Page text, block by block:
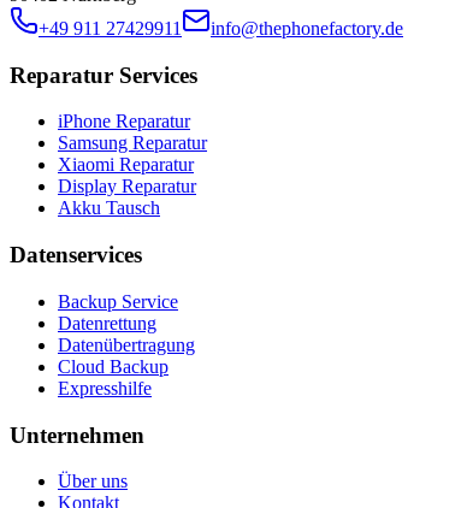
+49 911 27429911
info@thephonefactory.de
Reparatur Services
iPhone Reparatur
Samsung Reparatur
Xiaomi Reparatur
Display Reparatur
Akku Tausch
Datenservices
Backup Service
Datenrettung
Datenübertragung
Cloud Backup
Expresshilfe
Unternehmen
Über uns
Kontakt